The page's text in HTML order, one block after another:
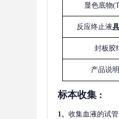
显色底物(
反应终止液
封板胶
产品说
标本收集 :
1、 收集血液的试